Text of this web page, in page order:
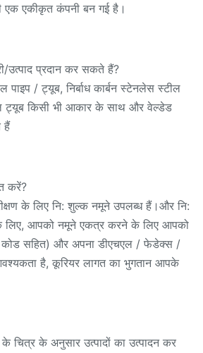
एक एकीकृत कंपनी बन गई है।
उत्पाद प्रदान कर सकते हैं?
पाइप / ट्यूब, निर्बाध कार्बन स्टेनलेस स्टील
ट्यूब किसी भी आकार के साथ और वेल्डेड
हैं
करें?
के लिए नि: शुल्क नमूने उपलब्ध हैं।और नि:
लिए, आपको नमूने एकत्र करने के लिए आपको
कोड सहित) और अपना डीएचएल / फेडेक्स /
है, कूरियर लागत का भुगतान आपके
चित्र के अनुसार उत्पादों का उत्पादन कर